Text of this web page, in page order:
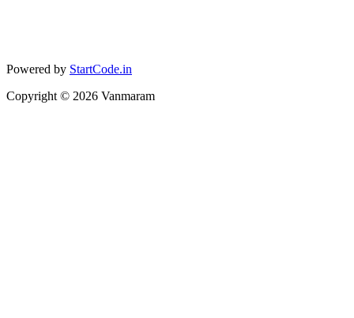
Powered by StartCode.in
Copyright © 2026 Vanmaram